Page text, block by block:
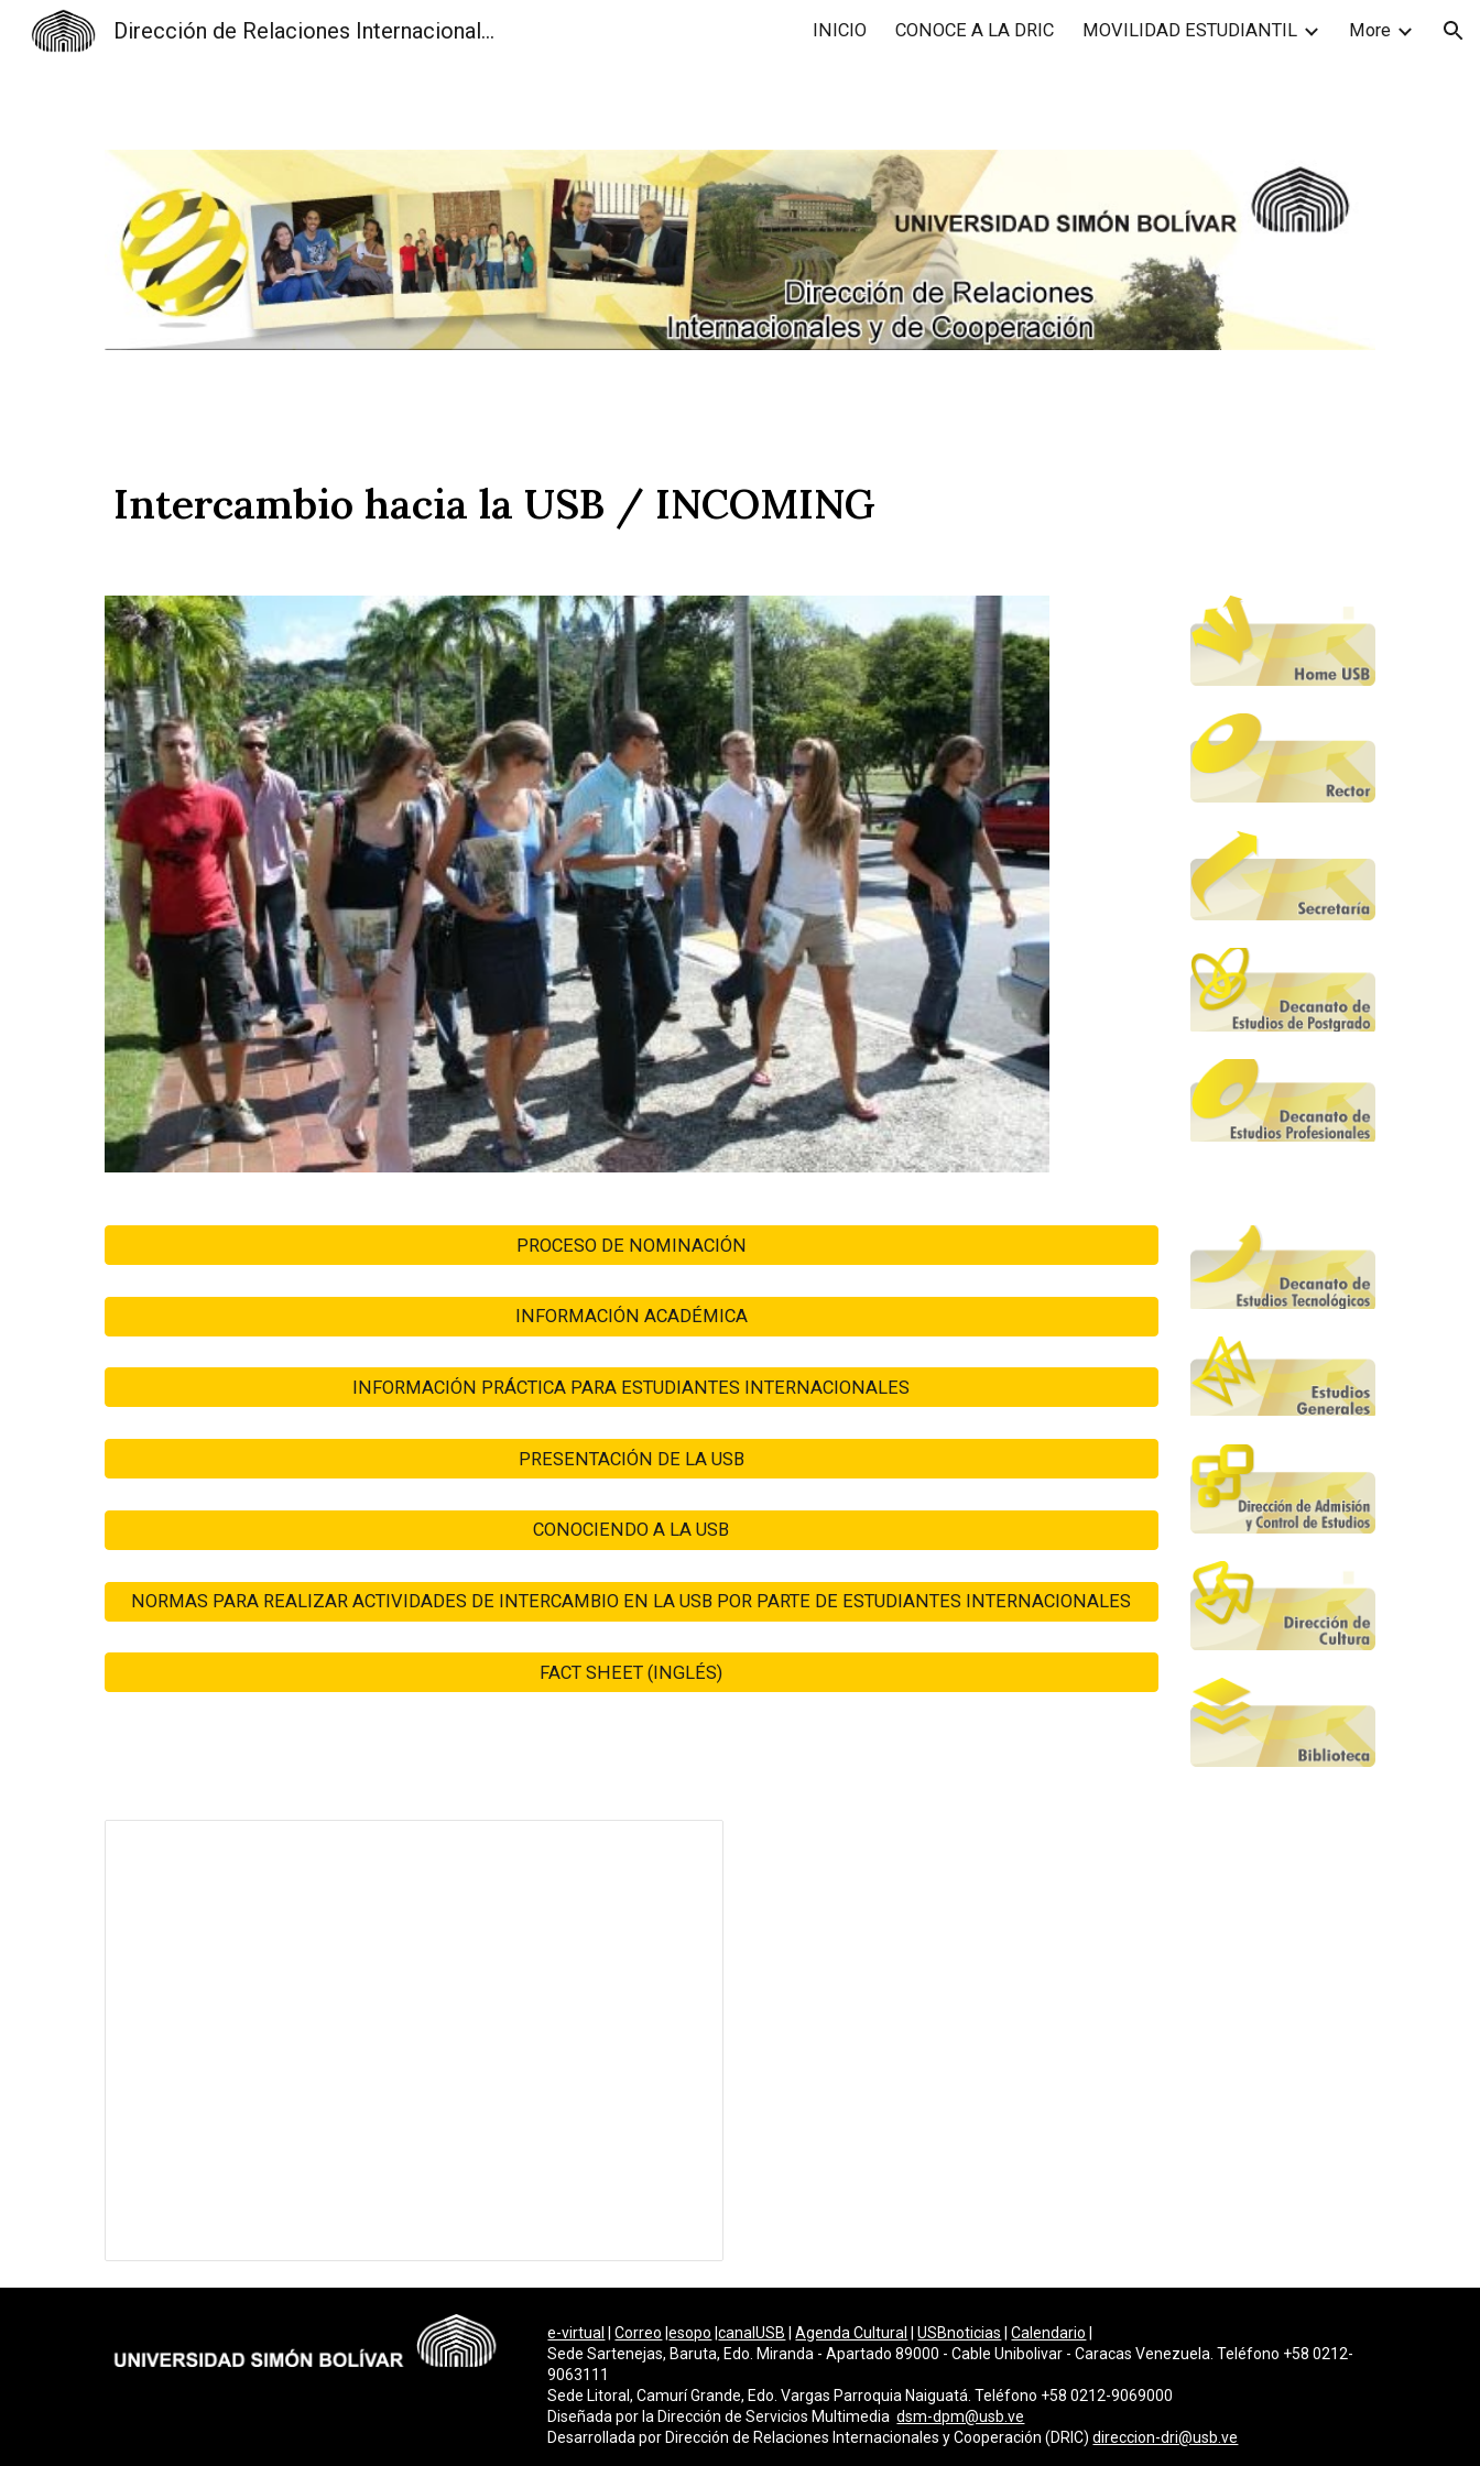
Skip to main content Skip to navigation
Dirección de Relaciones Internacionales y Cooperación (DRIC) INICIO CONOCE A LA DRIC MOVILIDAD ESTUDIANTIL More
Intercambio hacia la USB / INCOMING
PROCESO DE NOMINACIÓN
INFORMACIÓN ACADÉMICA
INFORMACIÓN PRÁCTICA PARA ESTUDIANTES INTERNACIONALES
PRESENTACIÓN DE LA USB
CONOCIENDO A LA USB
NORMAS PARA REALIZAR ACTIVIDADES DE INTERCAMBIO EN LA USB POR PARTE DE ESTUDIANTES INTERNACIONALES
FACT SHEET (INGLÉS)
e-virtual |Correo |esopo |canalUSB |Agenda Cultural |USBnoticias |Calendario
Sede Sartenejas, Baruta, Edo. Miranda - Apartado 89000 - Cable Unibolivar - Caracas Venezuela. Teléfono +58 0212-
9063111
Sede Litoral, Camurí Grande, Edo. Vargas Parroquia Naiguatá. Teléfono +58 0212-9069000
Diseñada por la Dirección de Servicios Multimediadsm-dpm@usb.ve
Desarrollada por Dirección de Relaciones Internacionales y Cooperación (DRIC)direccion-dri@usb.ve